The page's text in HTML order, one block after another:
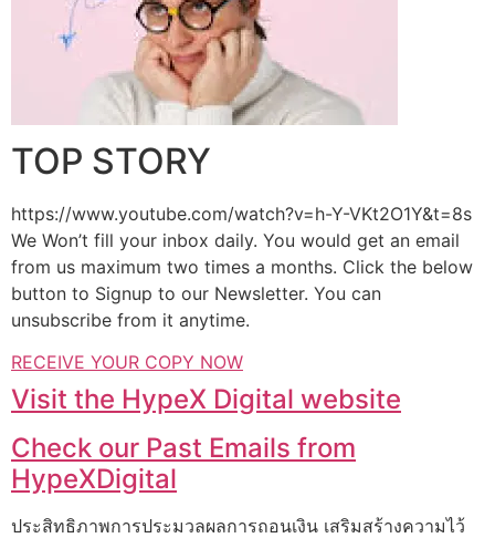
TOP STORY
https://www.youtube.com/watch?v=h-Y-VKt2O1Y&t=8s
We Won’t fill your inbox daily. You would get an email
from us maximum two times a months. Click the below
button to Signup to our Newsletter. You can
unsubscribe from it anytime.
RECEIVE YOUR COPY NOW
Visit the HypeX Digital website
Check our Past Emails from
HypeXDigital
ประสิทธิภาพการประมวลผลการถอนเงิน เสริมสร้างความไว้